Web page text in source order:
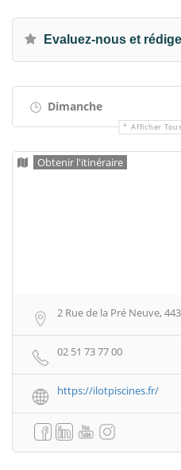
Evaluez-nous et
Dimanche
Afficher
Obtenir l'itinéraire
2 Rue de la Pré Neuve,
02 51 73 77 00
https://ilotpiscines.fr/